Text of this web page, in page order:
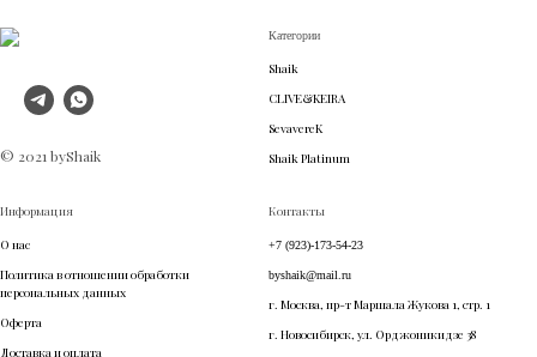
© 2021 byShaik
Категории
Shaik
CLIVE&KEIRA
SevavereK
Shaik Platinum
Информация
О нас
Политика в отношении обработки
персональных данных
Оферта
Доставка и оплата
Контакты
+7 (923)-173-54-23
byshaik@mail.ru
г. Москва, пр-т Маршала Жукова 1, стр. 1
г. Новосибирск, ул. Орджоникидзе 38